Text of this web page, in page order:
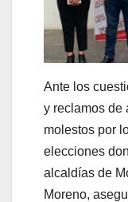
Ante los
y reclamos de
molestos por
elecciones
alcaldías de
Moreno,